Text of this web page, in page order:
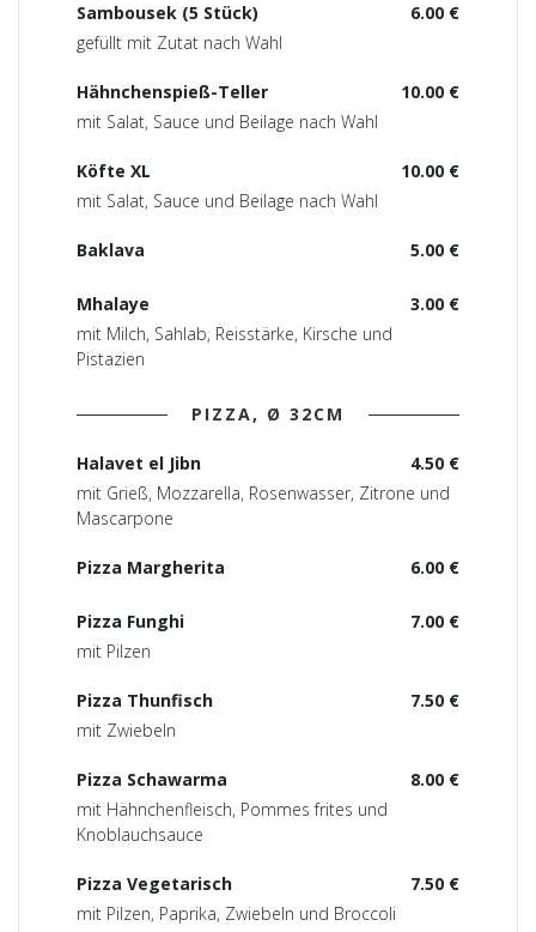
6.00 €
Sambousek (5 Stück)
gefüllt mit Zutat nach Wahl
10.00 €
Hähnchenspieß-Teller
mit Salat, Sauce und Beilage nach Wahl
10.00 €
Köfte XL
mit Salat, Sauce und Beilage nach Wahl
5.00 €
Baklava
3.00 €
Mhalaye
mit Milch, Sahlab, Reisstärke, Kirsche und
Pistazien
PIZZA, Ø 32CM
4.50 €
Halavet el Jibn
mit Grieß, Mozzarella, Rosenwasser, Zitrone und
Mascarpone
6.00 €
Pizza Margherita
7.00 €
Pizza Funghi
mit Pilzen
7.50 €
Pizza Thunfisch
mit Zwiebeln
8.00 €
Pizza Schawarma
mit Hähnchenfleisch, Pommes frites und
Knoblauchsauce
7.50 €
Pizza Vegetarisch
mit Pilzen, Paprika, Zwiebeln und Broccoli